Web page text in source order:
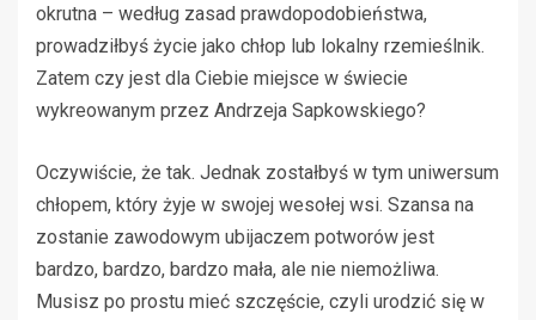
okrutna – według zasad prawdopodobieństwa,
prowadziłbyś życie jako chłop lub lokalny rzemieślnik.
Zatem czy jest dla Ciebie miejsce w świecie
wykreowanym przez Andrzeja Sapkowskiego?
Oczywiście, że tak. Jednak zostałbyś w tym uniwersum
chłopem, który żyje w swojej wesołej wsi. Szansa na
zostanie zawodowym ubijaczem potworów jest
bardzo, bardzo, bardzo mała, ale nie niemożliwa.
Musisz po prostu mieć szczęście, czyli urodzić się w